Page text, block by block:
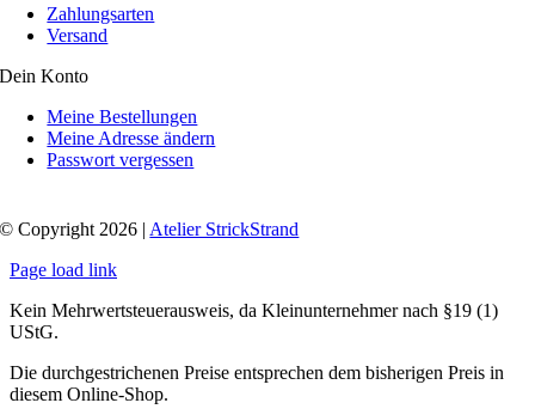
Zahlungsarten
Versand
Dein Konto
Meine Bestellungen
Meine Adresse ändern
Passwort vergessen
© Copyright 2026 |Atelier StrickStrand
Page load link
Kein Mehrwertsteuerausweis, da Kleinunternehmer nach §19 (1)
UStG.
Die durchgestrichenen Preise entsprechen dem bisherigen Preis in
diesem Online-Shop.